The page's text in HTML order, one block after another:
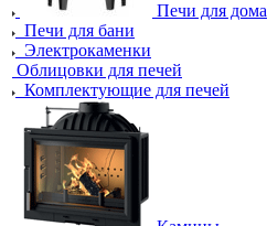
Печи для дома
Печи для бани
Электрокаменки
Облицовки для печей
Комплектующие для печей